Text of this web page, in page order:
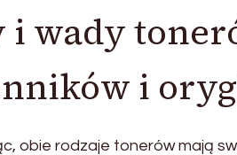
i wady
i
obie rodzaje tonerów mają